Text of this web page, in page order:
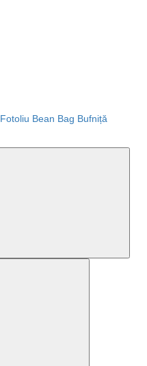
Fotoliu Bean Bag Bufniță